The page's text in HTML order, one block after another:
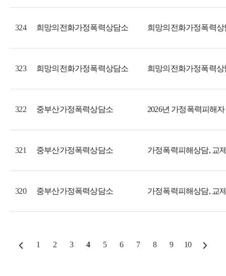
324 희망의전화가정폭력상담소 희망의전화가정폭력
323 희망의전화가정폭력상담소 희망의전화가정폭력상
322 중부산가정폭력상담소 2026년 가정폭력피해
321 중부산가정폭력상담소
320 중부산가정폭력상담소
1 2 3 4 5 6 7 8 9 10